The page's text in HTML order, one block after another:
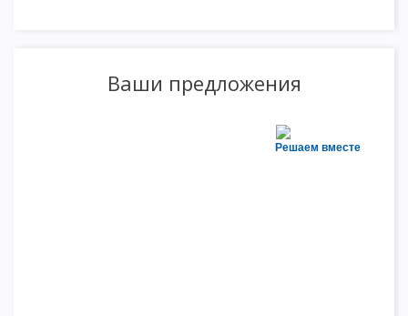
Ваши предложения
Решаем вместе